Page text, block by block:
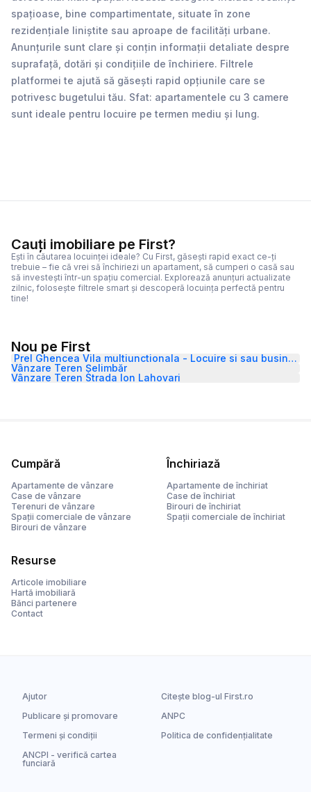
spațioase, bine compartimentate, situate în zone
rezidențiale liniștite sau aproape de facilități urbane.
Anunțurile sunt clare și conțin informații detaliate despre
suprafață, dotări și condițiile de închiriere. Filtrele
platformei te ajută să găsești rapid opțiunile care se
potrivesc bugetului tău. Sfat: apartamentele cu 3 camere
sunt ideale pentru locuire pe termen mediu și lung.
Cauți imobiliare pe First?
Ești în căutarea locuinței ideale? Cu First, găsești rapid exact ce-ți
trebuie – fie că vrei să închiriezi un apartament, să cumperi o casă sau
să investești într-un spațiu comercial. Explorează anunțuri actualizate
zilnic, folosește filtrele smart și descoperă locuința perfectă pentru
tine!
Nou pe First
Prel Ghencea Vila multiunctionala - Locuire si sau business
Vânzare Teren Șelimbăr
Vânzare Teren Strada Ion Lahovari
Cumpără
Apartamente de vânzare
Case de vânzare
Terenuri de vânzare
Spații comerciale de vânzare
Birouri de vânzare
Închiriază
Apartamente de închiriat
Case de închiriat
Birouri de închiriat
Spații comerciale de închiriat
Resurse
Articole imobiliare
Hartă imobiliară
Bănci partenere
Contact
Ajutor
Citește blog-ul First.ro
Publicare și promovare
ANPC
Termeni și condiții
Politica de confidențialitate
ANCPI - verifică cartea
funciară